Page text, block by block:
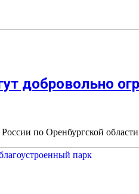
добровольно
по Оренбургской